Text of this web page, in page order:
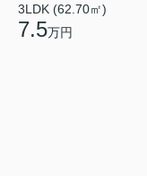
3LDK (62.70㎡)
7.5万円